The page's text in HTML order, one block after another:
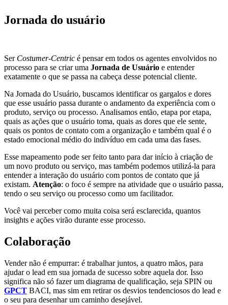
Jornada do usuário
Ser Costumer-Centric é pensar em todos os agentes envolvidos no
processo para se criar uma Jornada de Usuário e entender
exatamente o que se passa na cabeça desse potencial cliente.
Na Jornada do Usuário, buscamos identificar os gargalos e dores
que esse usuário passa durante o andamento da experiência com o
produto, serviço ou processo. Analisamos então, etapa por etapa,
quais as ações que o usuário toma, quais as dores que ele sente,
quais os pontos de contato com a organização e também qual é o
estado emocional médio do indivíduo em cada uma das fases.
Esse mapeamento pode ser feito tanto para dar início à criação de
um novo produto ou serviço, mas também podemos utilizá-la para
entender a interação do usuário com pontos de contato que já
existam. Atenção: o foco é sempre na atividade que o usuário passa,
tendo o seu serviço ou processo como um facilitador.
Você vai perceber como muita coisa será esclarecida, quantos
insights e ações virão durante esse processo.
Colaboração
Vender não é empurrar: é trabalhar juntos, a quatro mãos, para
ajudar o lead em sua jornada de sucesso sobre aquela dor. Isso
significa não só fazer um diagrama de qualificação, seja SPIN ou
GPCT BACI, mas sim em retirar os desvios tendenciosos do lead e
o seu para desenhar um caminho desejável.